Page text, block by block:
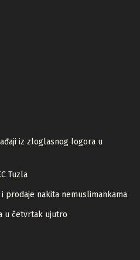
iz zloglasnog logora u
Tuzla
prodaje nakita nemuslimankama
u četvrtak ujutro